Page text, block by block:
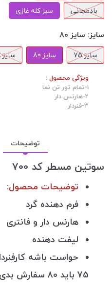
بادمجانی
سبز کله غازی
سایز: سایز 80
سایز 75 سایز 80 سایز 85
ویژگی محصول :
1-تمام تور تن نما
2-هارنس دار
3-فنردار
توضیحات
سوتین مسطر کد 700
توضیحات محصول:
فرم دهنده گرد
هارنس دار و فانتری
لیفت دهنده
حواست باشه
75 باید 80 سفارش بدی!!!